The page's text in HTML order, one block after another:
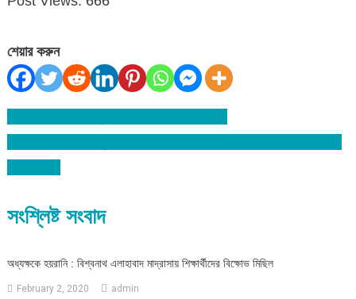
শেয়ার করুন
Post
navigation
স্ত্রী ঝাপটে ধরেছেন খুনিদের, দাঁড়িয়ে দেখছেন সবাই
সংশ্লিষ্ট সংবাদ
অধ্যক্ষকে হয়রানি : বিশ্বনাথ এলাহাবাদ মাদ্রাসায় শিক্ষার্থীদের বিক্ষোভ মিছিল
February 2, 2020 admin